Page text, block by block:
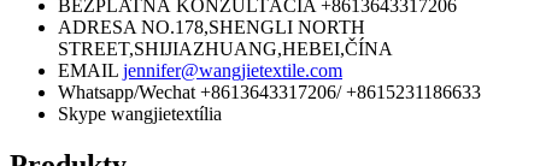
BEZPLATNÁ KONZULTÁCIA +8613643317206
ADRESA NO.178,SHENGLI NORTH
STREET,SHIJIAZHUANG,HEBEI,ČÍNA
EMAIL jennifer@wangjietextile.com
Whatsapp/Wechat +8613643317206/ +8615231186633
Skype wangjietextília